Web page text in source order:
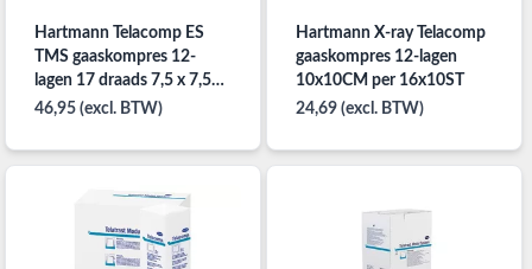
Hartmann Telacomp ES
TMS gaaskompres 12-
lagen 17 draads 7,5 x 7,5
cm per 12x10 st steriel
46,95 (excl. BTW)
Hartmann X-ray Telacomp
gaaskompres 12-lagen
10x10CM per 16x10ST
24,69 (excl. BTW)